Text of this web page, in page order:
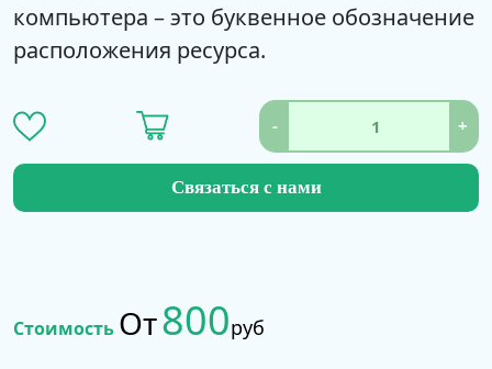
компьютера – это буквенное обозначение
расположения ресурса.
- +
Связаться с нами
Стоимость От800руб